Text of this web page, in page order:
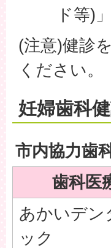
ド等)
(注意)健診
ください。
妊婦歯科
市内協力歯
歯科医
あかいデン
ック